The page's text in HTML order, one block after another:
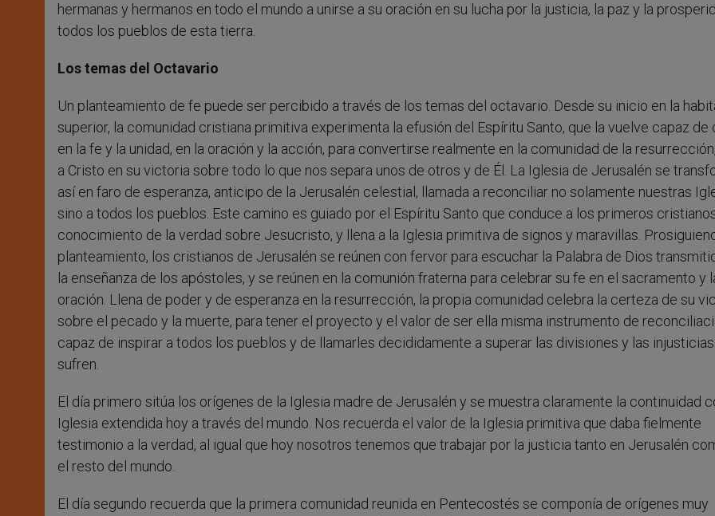
hermanas y hermanos en todo el mundo a unirse a su oración en su lucha por la justicia, la paz y la
todos los pueblos de esta tierra.
Los temas del Octavario
Un planteamiento de fe puede ser percibido a través de los temas del octavario. Desde su inicio en la
superior, la comunidad cristiana primitiva experimenta la efusión del Espíritu Santo, que la vuelve capaz de
en la fe y la unidad, en la oración y la acción, para convertirse realmente en la comunidad de la
a Cristo en su victoria sobre todo lo que nos separa unos de otros y de Él. La Iglesia de Jerusalén se
así en faro de esperanza, anticipo de la Jerusalén celestial, llamada a reconciliar no solamente nuestras
sino a todos los pueblos. Este camino es guiado por el Espíritu Santo que conduce a los primeros
conocimiento de la verdad sobre Jesucristo, y llena a la Iglesia primitiva de signos y maravillas.
planteamiento, los cristianos de Jerusalén se reúnen con fervor para escuchar la Palabra de Dios
la enseñanza de los apóstoles, y se reúnen en la comunión fraterna para celebrar su fe en el sacramento y
oración. Llena de poder y de esperanza en la resurrección, la propia comunidad celebra la certeza de su
sobre el pecado y la muerte, para tener el proyecto y el valor de ser ella misma instrumento de
capaz de inspirar a todos los pueblos y de llamarles decididamente a superar las divisiones y las
sufren.
El día primero sitúa los orígenes de la Iglesia madre de Jerusalén y se muestra claramente la continuidad
Iglesia extendida hoy a través del mundo. Nos recuerda el valor de la Iglesia primitiva que daba fielmente
testimonio a la verdad, al igual que hoy nosotros tenemos que trabajar por la justicia tanto en Jerusalén
el resto del mundo.
El día segundo recuerda que la primera comunidad reunida en Pentecostés se componía de orígenes muy